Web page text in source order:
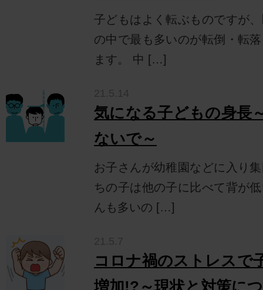
子どもはよく転ぶものですが
の中で最も多いのが転倒・転
ます。 中 […]
気になる子どもの身長
ないで～
お子さんが幼稚園などに入り
ちの子は他の子に比べて背が
んも多いの […]
コロナ禍のストレスで
増加!?～現状と対策に